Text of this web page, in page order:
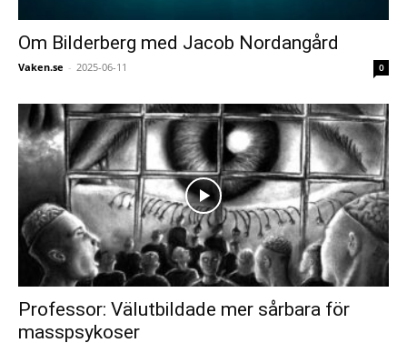
Om Bilderberg med Jacob Nordangård
Vaken.se - 2025-06-11 0
Professor: Välutbildade mer sårbara för
masspsykoser